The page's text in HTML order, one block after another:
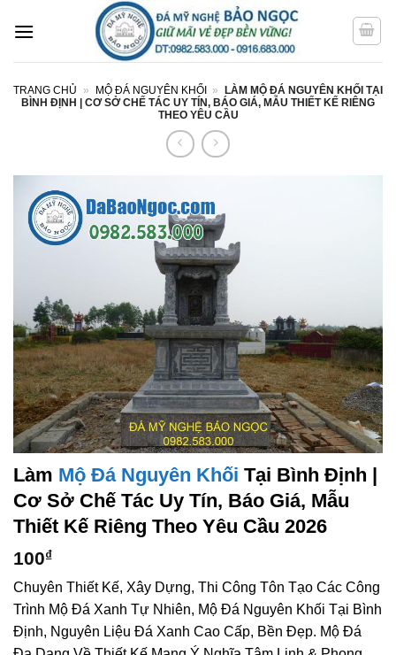
qua
TRANG CHỦ » MỘ ĐÁ NGUYÊN KHỐI »
LÀM MỘ ĐÁ NGUYÊN KHỐI TẠI
BÌNH ĐỊNH | CƠ SỞ CHẾ TÁC UY TÍN, BÁO GIÁ, MẪU THIẾT KẾ RIÊNG
THEO YÊU CẦU
Làm Mộ Đá Nguyên Khối Tại Bình Định |
Cơ Sở Chế Tác Uy Tín, Báo Giá, Mẫu
Thiết Kế Riêng Theo Yêu Cầu 2026
100₫
Chuyên Thiết Kế, Xây Dựng, Thi Công Tôn Tạo Các Công
Trình Mộ Đá Xanh Tự Nhiên, Mộ Đá Nguyên Khối Tại Bình
Định, Nguyên Liệu Đá Xanh Cao Cấp, Bền Đẹp. Mộ Đá